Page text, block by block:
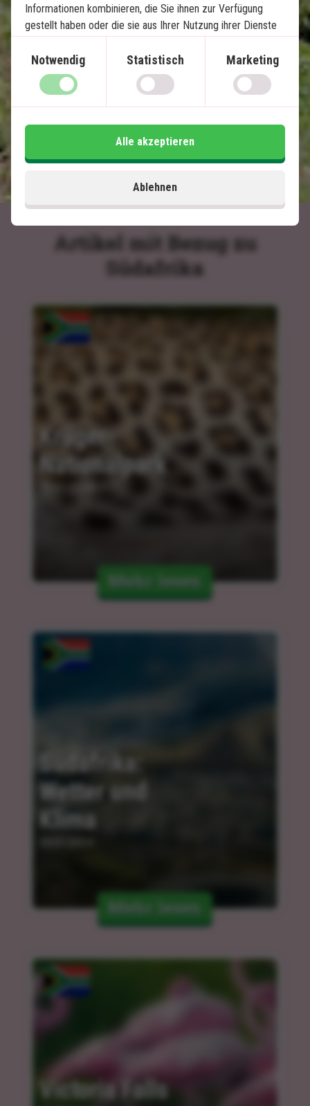
Sundowner mit Aussicht über den Bergen
Entspannung und Erlebnisse auf Sansibar
2023 und 2024
14 Tage
Person ab 3.060€ Mehr lesen
Artikel mit Bezug zu
Südafrika
Krüger-
Nationalpark
Mehr lesen
Südafrika:
Wetter und
Klima
Mehr lesen
Victoria Falls
Informationen kombinieren, die Sie ihnen zur Verfügung
gestellt haben oder die sie aus Ihrer Nutzung ihrer Dienste
Notwendig Statistisch Marketing
Ablehnen
Alle akzeptieren